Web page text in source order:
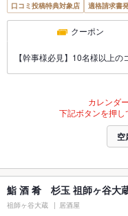
口コミ投稿特典対象店 適格請求書
クーポン
【幹事様必見】10名様以上
カレンダ
下記ボタンを押し
空
鮨 酒 肴 杉玉 祖師ヶ谷大
祖師ヶ谷大蔵 居酒屋